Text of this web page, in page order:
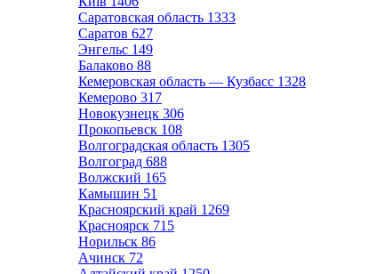
Саратовская область 1333
Саратов 627
Энгельс 149
Балаково 88
Кемеровская область — Кузбасс 1328
Кемерово 317
Новокузнецк 306
Прокопьевск 108
Волгоградская область 1305
Волгоград 688
Волжский 165
Камышин 51
Красноярский край 1269
Красноярск 715
Норильск 86
Ачинск 72